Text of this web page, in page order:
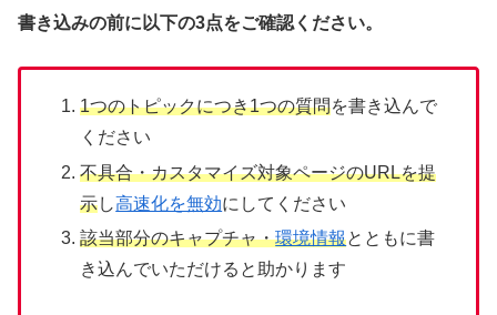
書き込みの前に以下の3点をご確認ください。
1つのトピックにつき1つの質問を書き込んで
ください
不具合・カスタマイズ対象ページのURLを提
示し高速化を無効にしてください
該当部分のキャプチャ・環境情報とともに書
き込んでいただけると助かります